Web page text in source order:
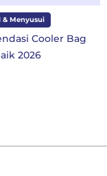
Ibu dan Anak
10 Perlengkapan
SD Kelas 1 di Tahun